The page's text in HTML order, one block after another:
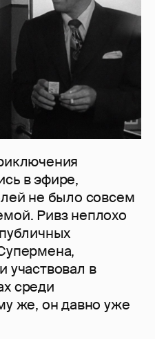
в эфире,
не было совсем
Ривз неплохо
участвовал в
среди
же, он давно уже